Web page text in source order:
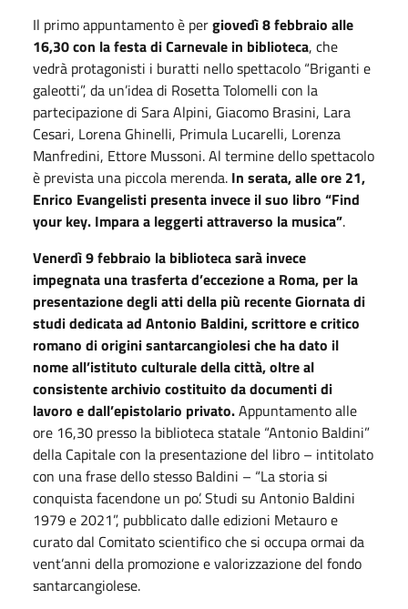
Il primo appuntamento è pergiovedì 8 febbraio alle
16,30 con la festa di Carnevale in biblioteca, che
vedrà protagonisti i buratti nello spettacolo “Briganti e
galeotti”, da un’idea di Rosetta Tolomelli con la
partecipazione di Sara Alpini, Giacomo Brasini, Lara
Cesari, Lorena Ghinelli, Primula Lucarelli, Lorenza
Manfredini, Ettore Mussoni. Al termine dello spettacolo
è prevista una piccola merenda. In serata, alle ore 21,
Enrico Evangelisti presenta invece il suo libro “Find
your key. Impara a leggerti attraverso la musica”.
Venerdì 9 febbraio la biblioteca sarà invece
impegnata una trasferta d’eccezione a Roma, per la
presentazione degli atti della più recente Giornata di
studi dedicata ad Antonio Baldini, scrittore e critico
romano di origini santarcangiolesi che ha dato il
nome all’istituto culturale della città, oltre al
consistente archivio costituito da documenti di
lavoro e dall’epistolario privato.Appuntamento alle
ore 16,30 presso la biblioteca statale “Antonio Baldini”
della Capitale con la presentazione del libro – intitolato
con una frase dello stesso Baldini – “La storia si
conquista facendone un po’. Studi su Antonio Baldini
1979 e 2021”, pubblicato dalle edizioni Metauro e
curato dal Comitato scientifico che si occupa ormai da
vent’anni della promozione e valorizzazione del fondo
santarcangiolese.